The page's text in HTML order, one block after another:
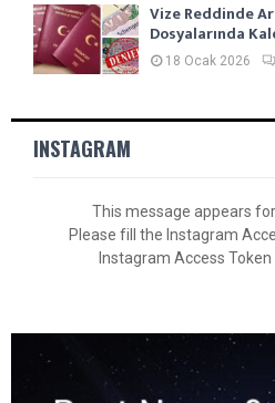
Vize Reddinde
Dosyalarında
18 Ocak 2026
INSTAGRAM
This message appears
Please fill the Instagram
Instagram Access Token